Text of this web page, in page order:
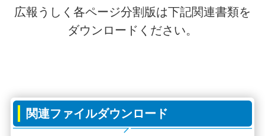
広報うしく各ページ分割版は下記関連書類を
ダウンロードください。
関連ファイルダウンロード